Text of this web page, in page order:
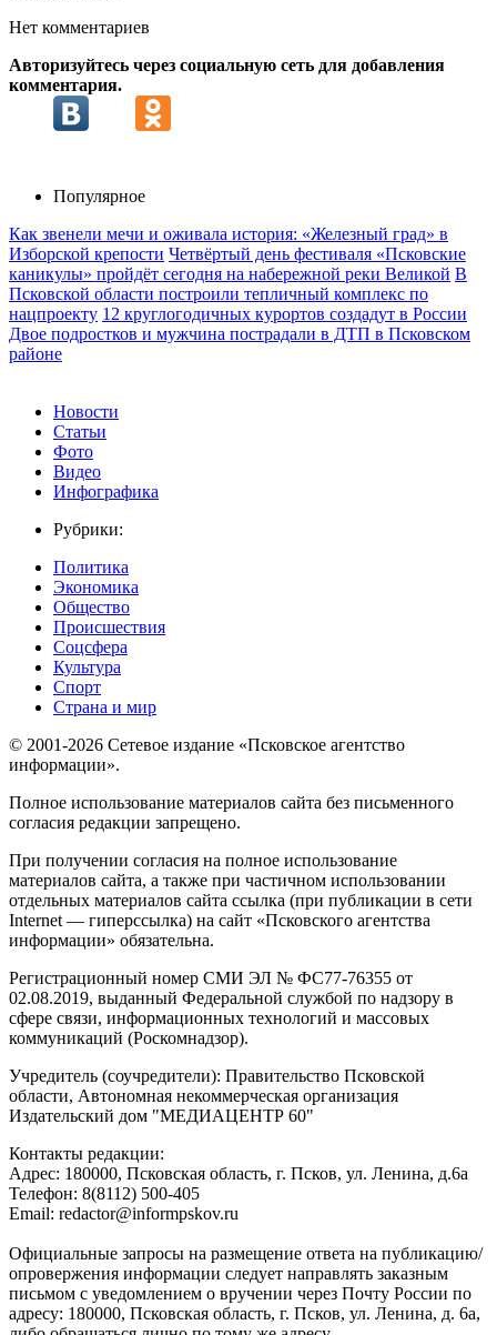
Нет комментариев
Авторизуйтесь через социальную сеть для добавления
комментария.
Популярное
Как звенели мечи и оживала история: «Железный град» в
Изборской крепости Четвёртый день фестиваля «Псковские
каникулы» пройдёт сегодня на набережной реки Великой В
Псковской области построили тепличный комплекс по
нацпроекту 12 круглогодичных курортов создадут в России
Двое подростков и мужчина пострадали в ДТП в Псковском
районе
Новости
Статьи
Фото
Видео
Инфографика
Рубрики:
Политика
Экономика
Общество
Происшествия
Соцсфера
Культура
Спорт
Страна и мир
© 2001-2026 Сетевое издание «Псковское агентство
информации».
Полное использование материалов сайта без письменного
согласия редакции запрещено.
При получении согласия на полное использование
материалов сайта, а также при частичном использовании
отдельных материалов сайта ссылка (при публикации в сети
Internet — гиперссылка) на сайт «Псковского агентства
информации» обязательна.
Регистрационный номер СМИ ЭЛ № ФС77-76355 от
02.08.2019, выданный Федеральной службой по надзору в
сфере связи, информационных технологий и массовых
коммуникаций (Роскомнадзор).
Учредитель (соучредители): Правительство Псковской
области, Автономная некоммерческая организация
Издательский дом "МЕДИАЦЕНТР 60"
Контакты редакции:
Адреc: 180000, Псковская область, г. Псков, ул. Ленина, д.6а
Телефон: 8(8112) 500-405
Email: redactor@informpskov.ru
Официальные запросы на размещение ответа на публикацию/
опровержения информации следует направлять заказным
письмом с уведомлением о вручении через Почту России по
адресу: 180000, Псковская область, г. Псков, ул. Ленина, д. 6а,